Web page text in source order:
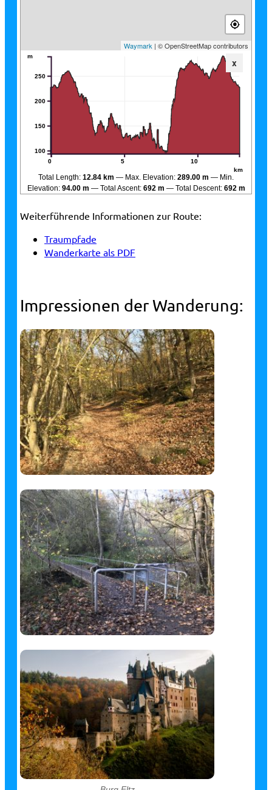
Waymark | © OpenStreetMap contributors
x
0 5 10
km
100
150
200
250
m
Total Length: 12.84 km Max. Elevation: 289.00 m
Min.
Elevation: 94.00 m Total Ascent: 692 m Total Descent: 692 m
Weiterführende Informationen zur Route:
Traumpfade
Wanderkarte als PDF
Impressionen der Wanderung: